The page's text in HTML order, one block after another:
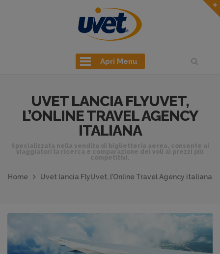
Apri Menu
UVET LANCIA FLYUVET,
L’ONLINE TRAVEL AGENCY
ITALIANA
Specializzata nella vendita di biglietteria aerea, consente ai
viaggiatori la ricerca e comparazione dei voli ai prezzi più
competitivi.
Home Uvet lancia FlyUvet, l’Online Travel Agency italiana